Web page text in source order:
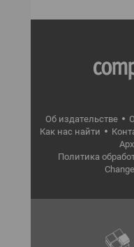
Об издательстве
Как нас найти
Политика